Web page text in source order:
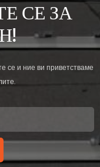
СЕ ЗА
се и ние ви приветстваме